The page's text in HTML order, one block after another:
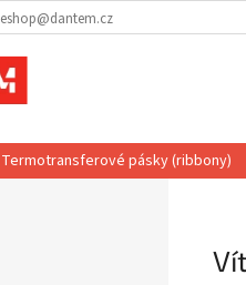
eshop@dantem.cz
Termotransferové pásky (ribbony)